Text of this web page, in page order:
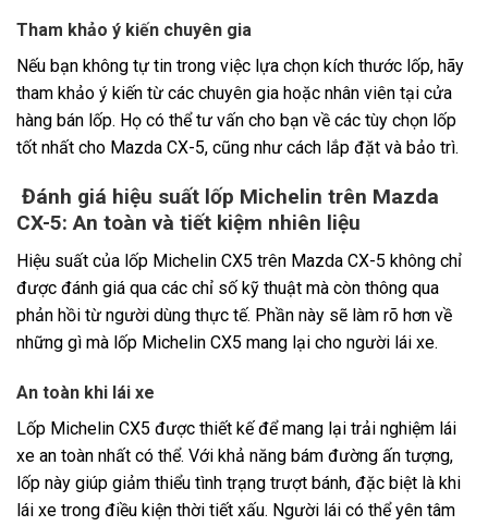
Tham khảo ý kiến chuyên gia
Nếu bạn không tự tin trong việc lựa chọn kích thước lốp, hãy
tham khảo ý kiến từ các chuyên gia hoặc nhân viên tại cửa
hàng bán lốp. Họ có thể tư vấn cho bạn về các tùy chọn lốp
tốt nhất cho Mazda CX-5, cũng như cách lắp đặt và bảo trì.
Đánh giá hiệu suất lốp Michelin trên Mazda
CX-5: An toàn và tiết kiệm nhiên liệu
Hiệu suất của lốp Michelin CX5 trên Mazda CX-5 không chỉ
được đánh giá qua các chỉ số kỹ thuật mà còn thông qua
phản hồi từ người dùng thực tế. Phần này sẽ làm rõ hơn về
những gì mà lốp Michelin CX5 mang lại cho người lái xe.
An toàn khi lái xe
Lốp Michelin CX5 được thiết kế để mang lại trải nghiệm lái
xe an toàn nhất có thể. Với khả năng bám đường ấn tượng,
lốp này giúp giảm thiểu tình trạng trượt bánh, đặc biệt là khi
lái xe trong điều kiện thời tiết xấu. Người lái có thể yên tâm